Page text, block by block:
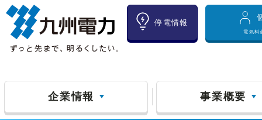
停電情報
電気料
企業情報 事業概要